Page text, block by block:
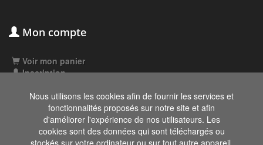
Mon compte
Voir mon panier
Inscription
Les données affichées ici, particulièrement la
base de donnée complète, ne doivent pas être
Nous utilisons les cookies afin de fournir les services et
fonctionnalités proposés sur notre site et afin
d'améliorer l'expérience de nos utilisateurs. Les
cookies sont des données qui sont téléchargés ou
stockés sur votre ordinateur ou sur tout autre appareil.